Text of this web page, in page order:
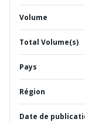
Volume
Total Volume(s)
Pays
Région
Date de